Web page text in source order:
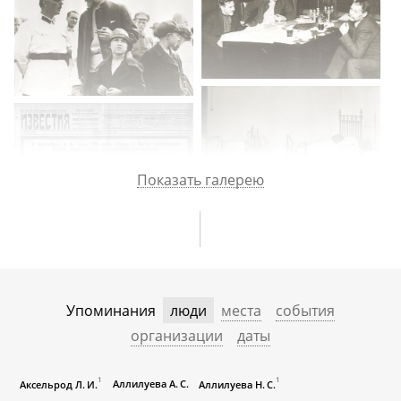
встрече с ним после революции. О партийной политике в области
изобразительного искусства. О встречах с художниками.
Показать галерею
Упоминания люди места
события
организации
даты
Аксельрод Л. И. 1 Аллилуева А. С. Аллилуева Н. С. 1